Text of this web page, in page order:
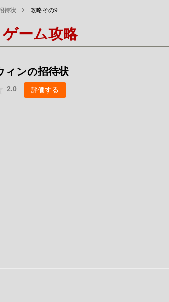
待状 攻略その9
ゲーム攻略
ンの招待状
2.0 評価する